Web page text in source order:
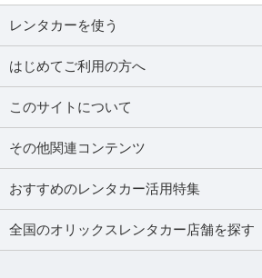
レンタカーを使う
はじめてご利用の方へ
このサイトについて
その他関連コンテンツ
おすすめのレンタカー活用特集
全国のオリックスレンタカー店舗を探す